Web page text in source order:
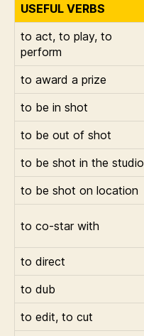
USEFUL VERBS
to act, to play, to
perform
to award a prize
to be in shot
to be out of shot
to be shot in the studio
to be shot on location
to co-star with
to direct
to dub
to edit, to cut